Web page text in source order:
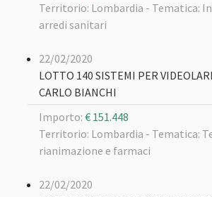
Territorio: Lombardia - Tematica:
arredi sanitari
22/02/2020
LOTTO 140 SISTEMI PER
CARLO BIANCHI
Importo: € 151.448
Territorio: Lombardia - Tematica:
rianimazione e farmaci
22/02/2020